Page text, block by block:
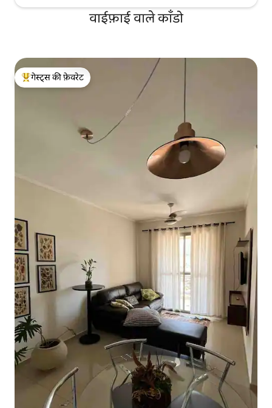
वाईफ़ाई वाले काँडो
गेस्ट्स का टॉप फ़ेवरेट
गेस्ट्स की फ़ेवरेट